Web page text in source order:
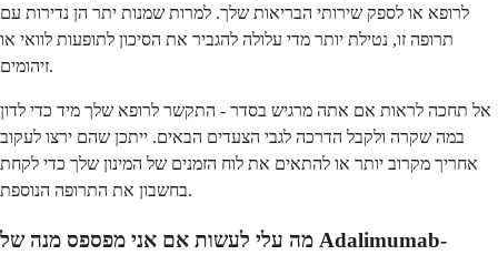
לרופא או לספק שירותי הבריאות שלך. למרות שמנות יתר הן נדירות עם
תרופה זו, נטילת יותר מדי עלולה להגביר את הסיכון לתופעות לוואי או
זיהומים.
אל תחכה לראות אם אתה מרגיש בסדר - התקשר לרופא שלך מיד כדי לדון
במה שקרה ולקבל הדרכה לגבי הצעדים הבאים. ייתכן שהם ירצו לעקוב
אחריך מקרוב יותר או להתאים את לוח הזמנים של המינון שלך כדי לקחת
בחשבון את התרופה הנוספת.
מה עלי לעשות אם אני מפספס מנה של Adalimumab-